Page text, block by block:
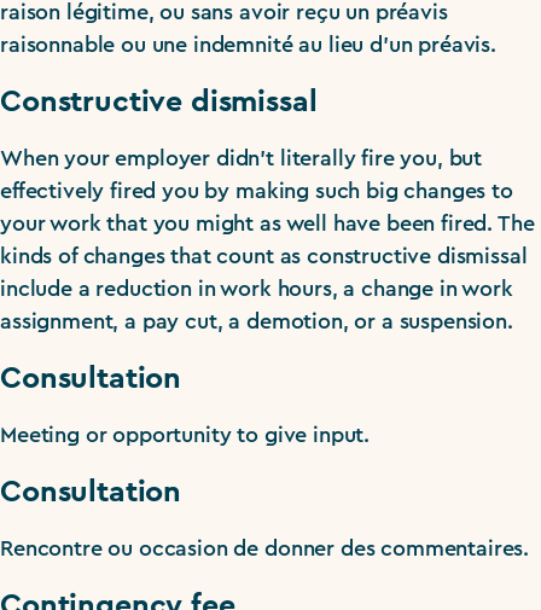
raison légitime, ou sans avoir reçu un préavis
raisonnable ou une indemnité au lieu d’un préavis.
Constructive dismissal
When your employer didn’t literally fire you, but
effectively fired you by making such big changes to
your work that you might as well have been fired. The
kinds of changes that count as constructive dismissal
include a reduction in work hours, a change in work
assignment, a pay cut, a demotion, or a suspension.
Consultation
Meeting or opportunity to give input.
Consultation
Rencontre ou occasion de donner des commentaires.